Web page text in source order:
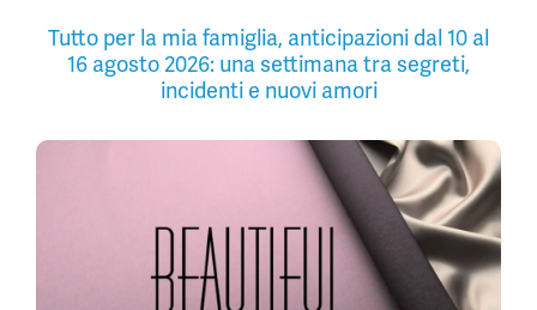
Tutto per la mia famiglia, anticipazioni dal 10 al
16 agosto 2026: una settimana tra segreti,
incidenti e nuovi amori